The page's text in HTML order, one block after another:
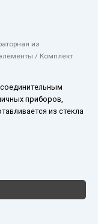
из
/ Комплект
приборов,
из стекла